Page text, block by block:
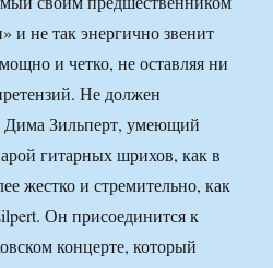
и не так энергично звенит
и четко, не оставляя ни
Не должен
Дима Зильперт, умеющий
гитарных шрихов, как в
жестко и стремительно, как
Он присоединится к
концерте, который